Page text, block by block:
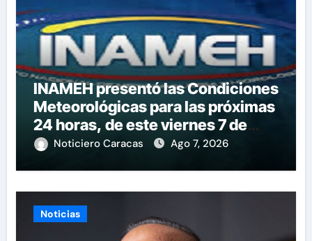
INAMEH presentó las Condiciones
Meteorológicas para las próximas
24 horas, de este viernes 7 de
agosto 2026
Noticiero Caracas Ago 7, 2026
Noticias